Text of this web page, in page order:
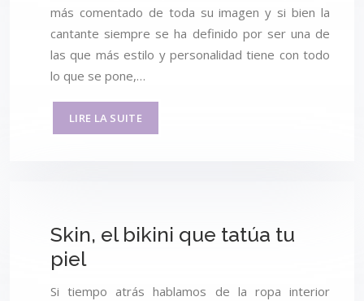
más comentado de toda su imagen y si bien la
cantante siempre se ha definido por ser una de
las que más estilo y personalidad tiene con todo
lo que se pone,…
LIRE LA SUITE
Skin, el bikini que tatúa tu
piel
Si tiempo atrás hablamos de la ropa interior